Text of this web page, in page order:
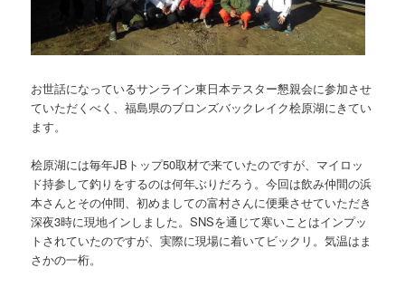
お世話になっているサンライン東日本テスター懇親会に参加させ
ていただくべく、福島県のブロンズバックレイク桧原湖にきてい
ます。
桧原湖には毎年JBトップ50取材で来ていたのですが、マイロッ
ド持参して釣りをするのは何年ぶりだろう。今回は飲み仲間の浜
本さんとその仲間、初めましての富村さんに便乗させていただき
深夜3時に現地インしました。SNSを通じて寒いことはインプッ
トされていたのですが、実際に現場に着いてビックリ。気温はま
さかの一桁。